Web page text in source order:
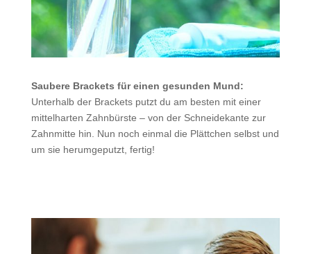
Saubere Brackets für einen gesunden Mund:
Unterhalb der Brackets putzt du am besten mit einer
mittelharten Zahnbürste – von der Schneidekante zur
Zahnmitte hin. Nun noch einmal die Plättchen selbst und
um sie herumgeputzt, fertig!